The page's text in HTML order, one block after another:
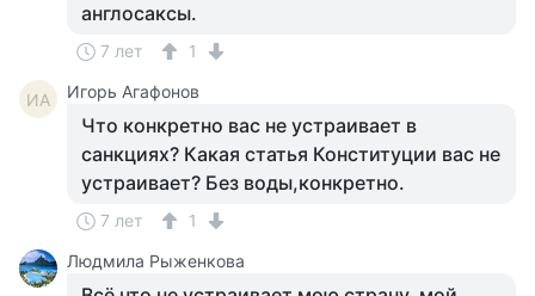
англосаксы.
7 лет 1
ИА Игорь Агафонов
Что конкретно вас не устраивает в
санкциях? Какая статья Конституции вас не
устраивает? Без воды,конкретно.
7 лет
1
Людмила Рыженкова